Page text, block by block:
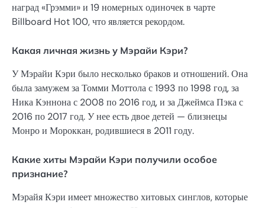
наград «Грэмми» и 19 номерных одиночек в чарте
Billboard Hot 100, что является рекордом.
Какая личная жизнь у Мэрайи Кэри?
У Мэрайи Кэри было несколько браков и отношений. Она
была замужем за Томми Моттола с 1993 по 1998 год, за
Ника Кэннона с 2008 по 2016 год, и за Джеймса Пэка с
2016 по 2017 год. У нее есть двое детей — близнецы
Монро и Мороккан, родившиеся в 2011 году.
Какие хиты Мэрайи Кэри получили особое
признание?
Мэрайя Кэри имеет множество хитовых синглов, которые